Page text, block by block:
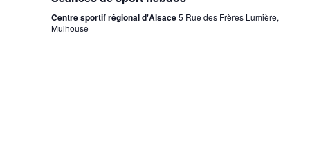
Centre sportif régional d'Alsace5 Rue des Frères Lumière,
Mulhouse